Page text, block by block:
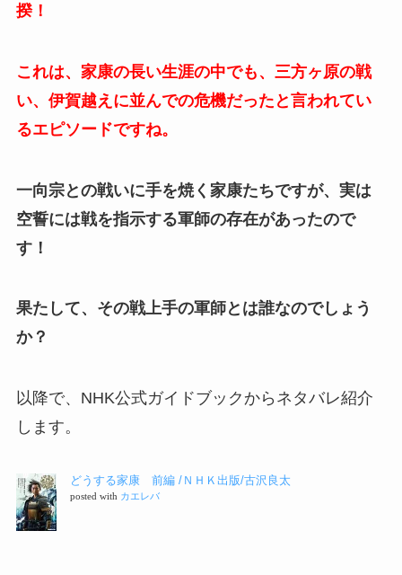
揆！
これは、家康の長い生涯の中でも、三方ヶ原の戦
い、伊賀越えに並んでの危機だったと言われてい
るエピソードですね。
一向宗との戦いに手を焼く家康たちですが、実は
空誓には戦を指示する軍師の存在があったので
す！
果たして、その戦上手の軍師とは誰なのでしょう
か？
以降で、NHK公式ガイドブックからネタバレ紹介
します。
どうする家康 前編 /ＮＨＫ出版/古沢良太
posted with カエレバ